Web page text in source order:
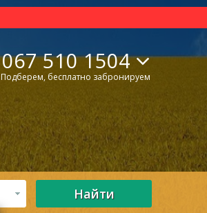
067 510 1504
Подберем, бесплатно забронируем
Найти